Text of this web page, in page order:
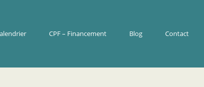
CPF – Financement Blog Contact